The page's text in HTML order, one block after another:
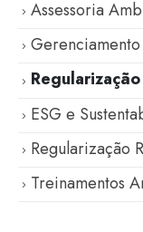
Assessoria
ESG e
Regularização
Treinamentos